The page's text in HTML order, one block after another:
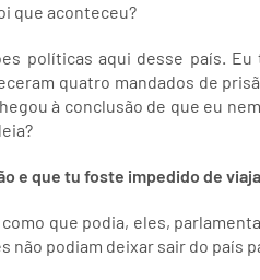
que aconteceu?
políticas aqui desse país.
quatro mandados de
à conclusão de que eu
e que tu foste impedido de
que podia, eles,
não podiam deixar sair do país